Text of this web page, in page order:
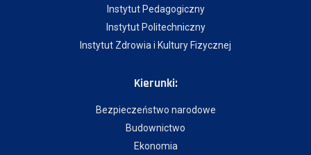
Instytut Pedagogiczny
Instytut Politechniczny
Instytut Zdrowia i Kultury Fizycznej
Kierunki:
Bezpieczeństwo narodowe
Budownictwo
Ekonomia